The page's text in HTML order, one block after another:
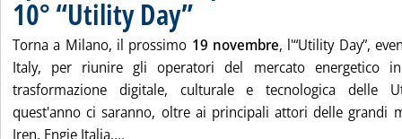
10° “Utility Day”
Torna a Milano, il prossimo 19 novembre, l'“Utility Day”,
Italy, per riunire gli operatori del mercato energetico
trasformazione digitale, culturale e tecnologica delle
quest'anno ci saranno, oltre ai principali attori delle grandi
Iren, Engie Italia,...